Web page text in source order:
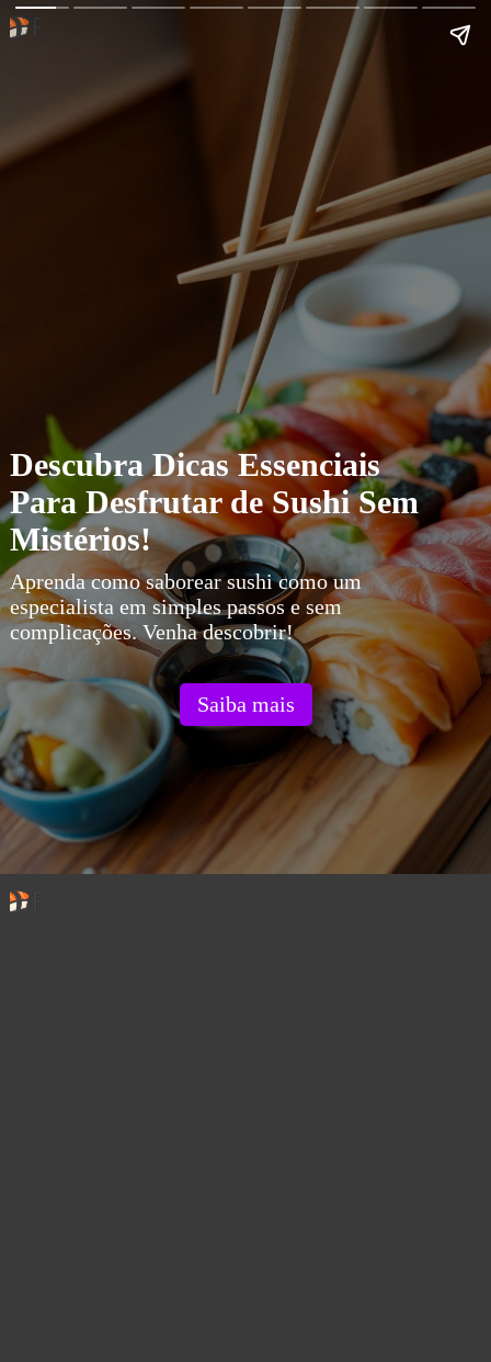
Descubra Dicas Essenciais
Para Desfrutar de Sushi Sem
Mistérios!
Aprenda como saborear sushi como um
especialista em simples passos e sem
complicações. Venha descobrir!
Saiba mais